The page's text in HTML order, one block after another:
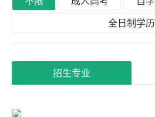
全日制学历
招生专业